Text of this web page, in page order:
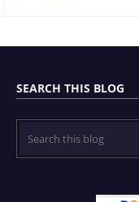
SEARCH THIS BLOG